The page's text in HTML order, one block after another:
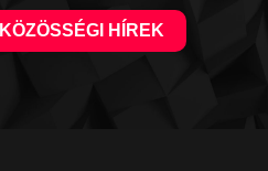
HÍREK